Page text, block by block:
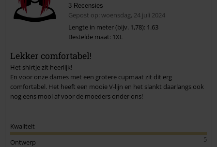
3 Recensies
Gepost op: woensdag, 24 juli 2024
Lengte in meter (bijv. 1,78): 1.63
Bestelde maat: 1XL
Lekker comfortabel!
Het shirtje zit heerlijk!
En voor onze dames met een grotere cupmaat zit dit erg
comfortabel. Het heeft een mooie V-lijn en het slankt daarlangs ook
nog eens mooi af voor de moeders onder ons!
Kwaliteit
5
Ontwerp